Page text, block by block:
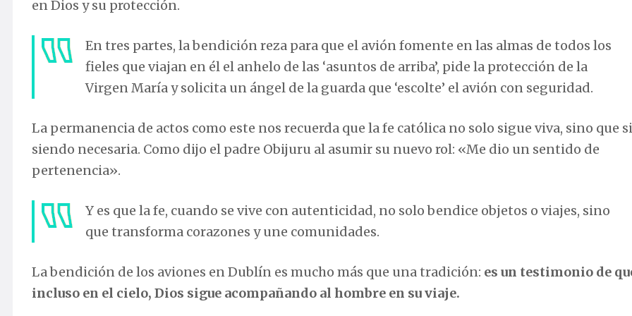
en Dios y su protección.
En tres partes, la bendición reza para que el avión fomente en las almas de todos los
fieles que viajan en él el anhelo de las ‘asuntos de arriba’, pide la protección de la
Virgen María y solicita un ángel de la guarda que ‘escolte’ el avión con seguridad.
La permanencia de actos como este nos recuerda que la fe católica no solo sigue viva, sino que
siendo necesaria. Como dijo el padre Obijuru al asumir su nuevo rol: «Me dio un sentido de
pertenencia».
Y es que la fe, cuando se vive con autenticidad, no solo bendice objetos o viajes, sino
que transforma corazones y une comunidades.
La bendición de los aviones en Dublín es mucho más que una tradición: es un testimonio de
incluso en el cielo, Dios sigue acompañando al hombre en su viaje.